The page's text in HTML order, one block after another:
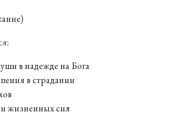
:
в надежде на Бога
в страдании
жизненных сил